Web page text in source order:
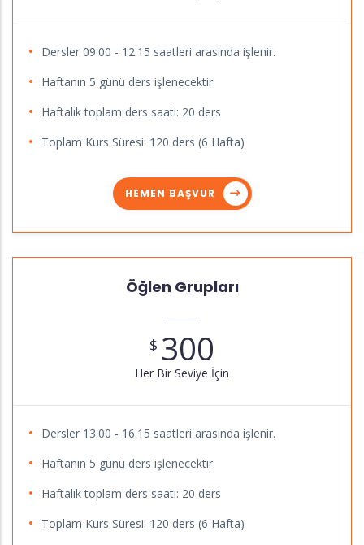
Dersler 09.00 - 12.15 saatleri arasında işlenir.
Haftanın 5 günü ders işlenecektir.
Haftalık toplam ders saati: 20 ders
Toplam Kurs Süresi: 120 ders (6 Hafta)
HEMEN BAŞVUR
Öğlen Grupları
$ 300
Her Bir Seviye İçin
Dersler 13.00 - 16.15 saatleri arasında işlenir.
Haftanın 5 günü ders işlenecektir.
Haftalık toplam ders saati: 20 ders
Toplam Kurs Süresi: 120 ders (6 Hafta)